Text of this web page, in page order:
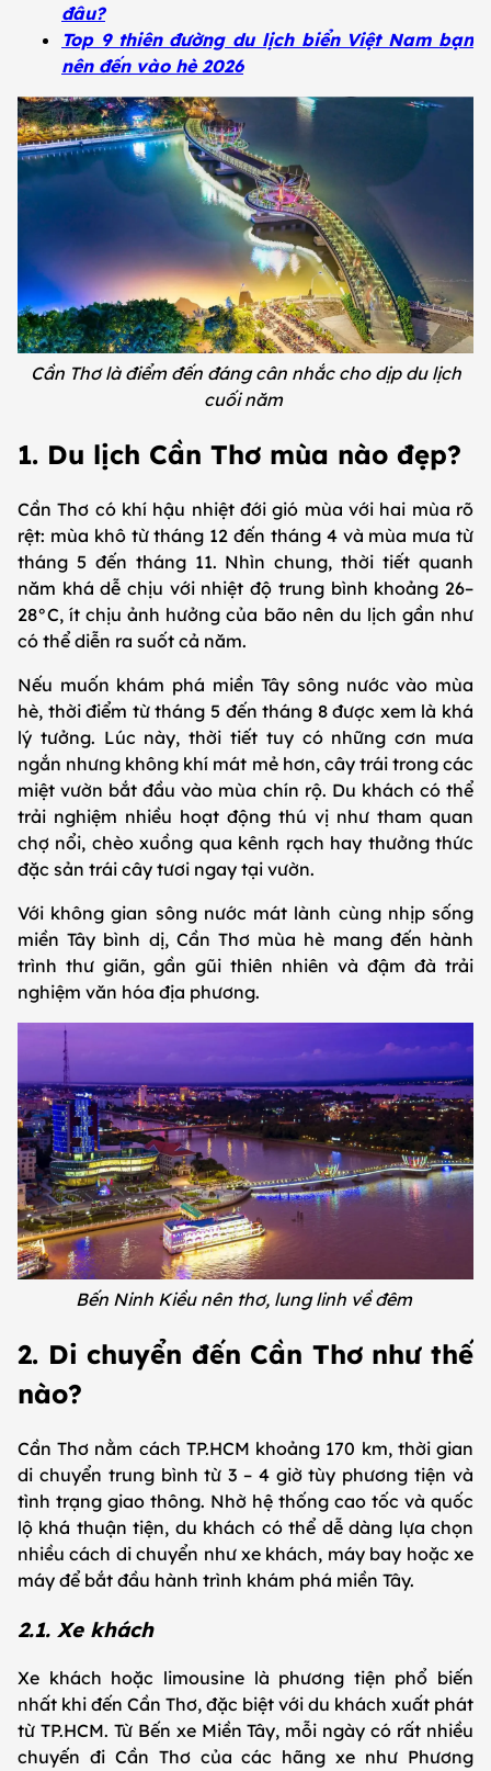
đâu?
Top 9 thiên đường du lịch biển Việt Nam bạn
nên đến vào hè 2026
Cần Thơ là điểm đến đáng cân nhắc cho dịp du lịch
cuối năm
1. Du lịch Cần Thơ mùa nào đẹp?
Cần Thơ có khí hậu nhiệt đới gió mùa với hai mùa rõ
rệt: mùa khô từ tháng 12 đến tháng 4 và mùa mưa từ
tháng 5 đến tháng 11. Nhìn chung, thời tiết quanh
năm khá dễ chịu với nhiệt độ trung bình khoảng 26–
28°C, ít chịu ảnh hưởng của bão nên du lịch gần như
có thể diễn ra suốt cả năm.
Nếu muốn khám phá miền Tây sông nước vào mùa
hè, thời điểm từ tháng 5 đến tháng 8 được xem là khá
lý tưởng. Lúc này, thời tiết tuy có những cơn mưa
ngắn nhưng không khí mát mẻ hơn, cây trái trong các
miệt vườn bắt đầu vào mùa chín rộ. Du khách có thể
trải nghiệm nhiều hoạt động thú vị như tham quan
chợ nổi, chèo xuồng qua kênh rạch hay thưởng thức
đặc sản trái cây tươi ngay tại vườn.
Với không gian sông nước mát lành cùng nhịp sống
miền Tây bình dị, Cần Thơ mùa hè mang đến hành
trình thư giãn, gần gũi thiên nhiên và đậm đà trải
nghiệm văn hóa địa phương.
Bến Ninh Kiều nên thơ, lung linh về đêm
2. Di chuyển đến Cần Thơ như thế
nào?
Cần Thơ nằm cách TP.HCM khoảng 170 km, thời gian
di chuyển trung bình từ 3 – 4 giờ tùy phương tiện và
tình trạng giao thông. Nhờ hệ thống cao tốc và quốc
lộ khá thuận tiện, du khách có thể dễ dàng lựa chọn
nhiều cách di chuyển như xe khách, máy bay hoặc xe
máy để bắt đầu hành trình khám phá miền Tây.
2.1. Xe khách
Xe khách hoặc limousine là phương tiện phổ biến
nhất khi đến Cần Thơ, đặc biệt với du khách xuất phát
từ TP.HCM. Từ Bến xe Miền Tây, mỗi ngày có rất nhiều
chuyến đi Cần Thơ của các hãng xe như Phương